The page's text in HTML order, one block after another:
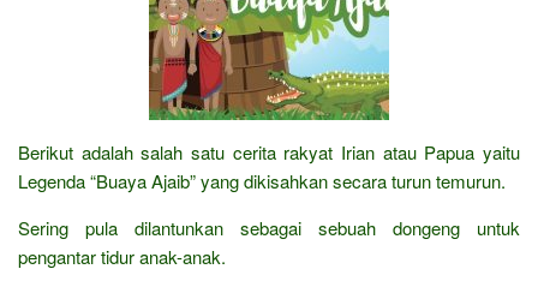
Berikut adalah salah satu cerita rakyat Irian atau Papua yaitu
Legenda “Buaya Ajaib” yang dikisahkan secara turun temurun.
Sering pula dilantunkan sebagai sebuah dongeng untuk
pengantar tidur anak-anak.